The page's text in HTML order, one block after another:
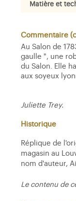
Matière et
Commentaire
Au Salon de
gaulle ", une
du Salon. Elle
aux soyeux
Juliette Trey.
Historique
Réplique de
magasin au
nom d'auteur,
Le contenu de